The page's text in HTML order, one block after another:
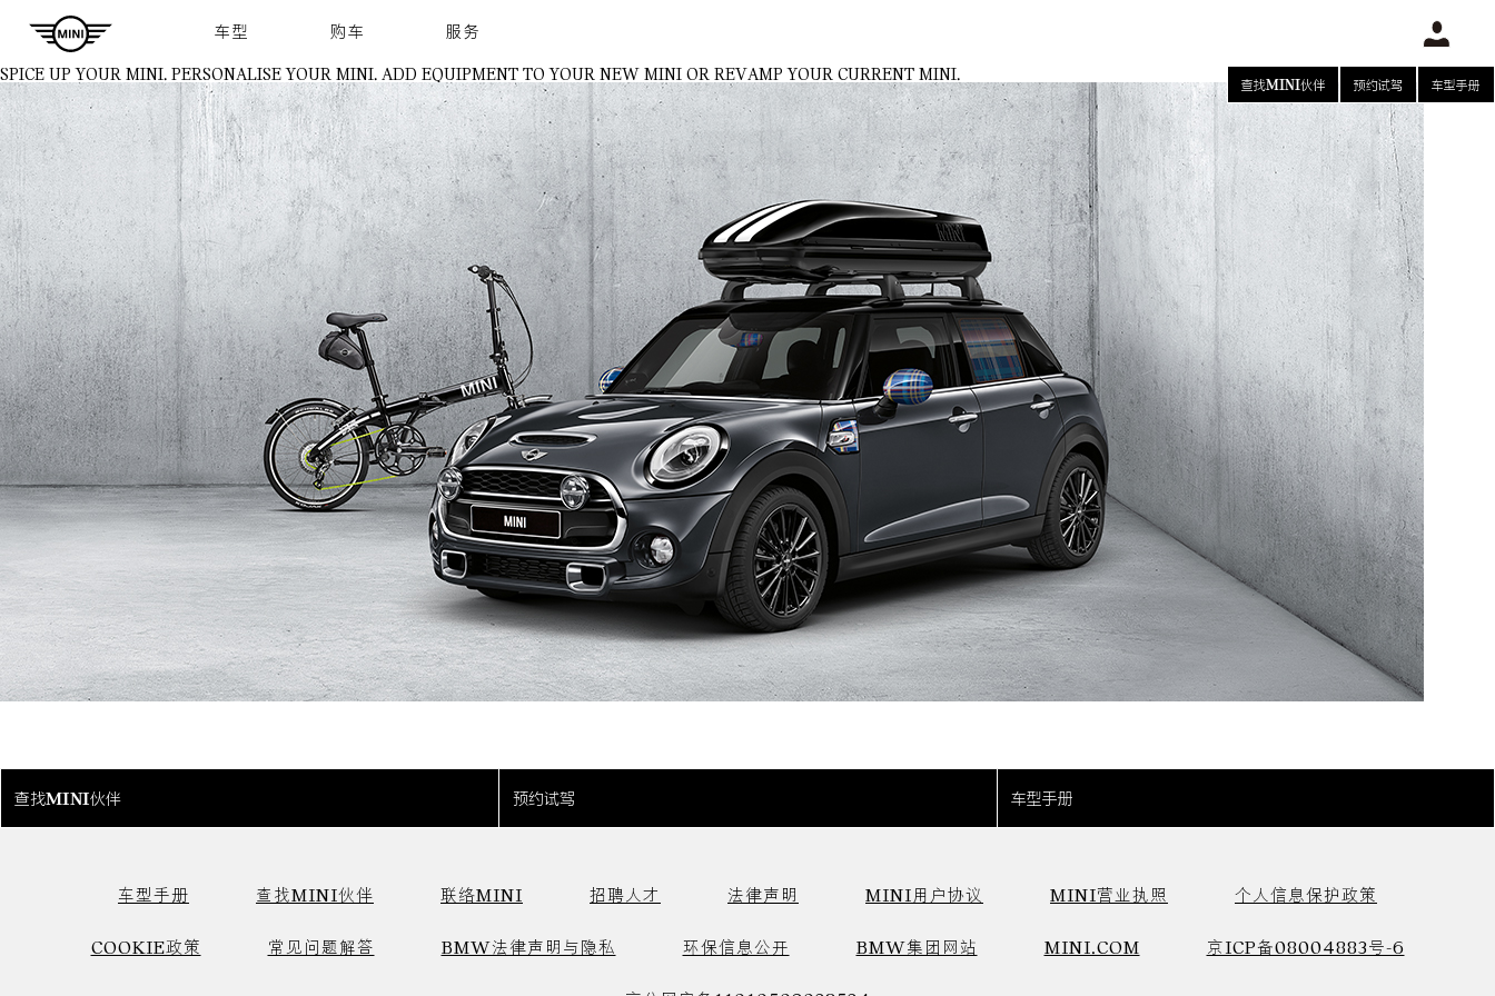
车型 购车 服务
查找MINI伙伴 预约试驾 车型手册
SPICE UP YOUR MINI. PERSONALISE YOUR MINI. ADD EQUIPMENT TO YOUR NEW MINI OR REVAMP YOUR CURRENT MINI.
查找MINI伙伴 预约试驾 车型手册
车型手册 查找MINI伙伴 联络MINI 招聘人才 法律声明 MINI用户协议 MINI营业执照 个人信息保护政策
COOKIE政策 常见问题解答 BMW法律声明与隐私 环保信息公开 BMW集团网站 MINI.COM 京ICP备08004883号-6